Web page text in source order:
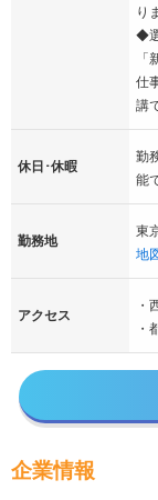
り
◆
仕
講
休日･休暇
勤
能
勤務地
東
地
アクセス
・
・
企業情報